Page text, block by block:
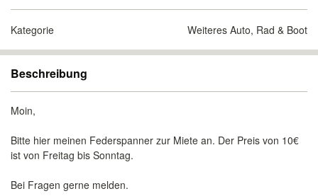
Kategorie Weiteres Auto, Rad & Boot
Beschreibung
Moin,
Bitte hier meinen Federspanner zur Miete an. Der Preis von 10€
ist von Freitag bis Sonntag.
Bei Fragen gerne melden.